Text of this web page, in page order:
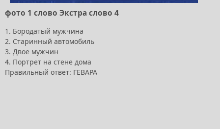
фото 1 слово Экстра слово 4
1. Бородатый мужчина
2. Старинный автомобиль
3. Двое мужчин
4. Портрет на стене дома
Правильный ответ: ГЕВАРА